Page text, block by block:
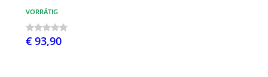
VORRÄTIG
€ 93,90